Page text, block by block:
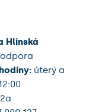
Hlinská
úterý a